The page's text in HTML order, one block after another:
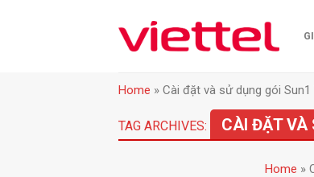
Home » Cài đặt và sử dụng gói
TAG ARCHIVES: CÀI ĐẶT VÀ
Home »